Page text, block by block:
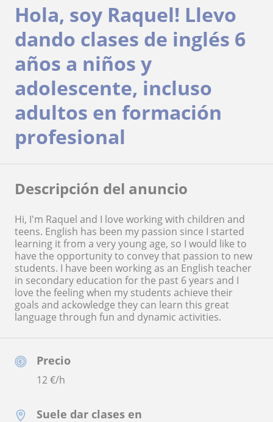
Precio
12€/h
Suele dar clases en
Hola, soy Raquel! Llevo
dando clases de inglés 6
años a niños y
adolescente, incluso
adultos en formación
profesional
Descripción del anuncio
Hi, I'm Raquel and I love working with children and
teens. English has been my passion since I started
learning it from a very young age, so I would like to
have the opportunity to convey that passion to new
students. I have been working as an English teacher
in secondary education for the past 6 years and I
love the feeling when my students achieve their
goals and ackowledge they can learn this great
language through fun and dynamic activities.